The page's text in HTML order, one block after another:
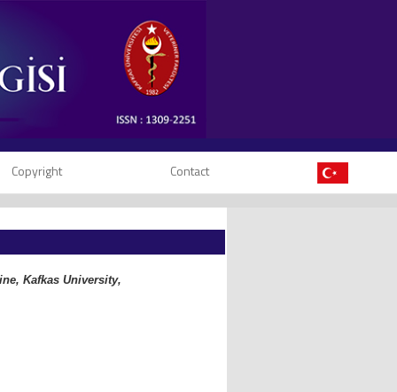
Copyright Contact
Kafkas University,